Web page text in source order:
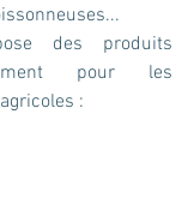
des produits
pour les
: